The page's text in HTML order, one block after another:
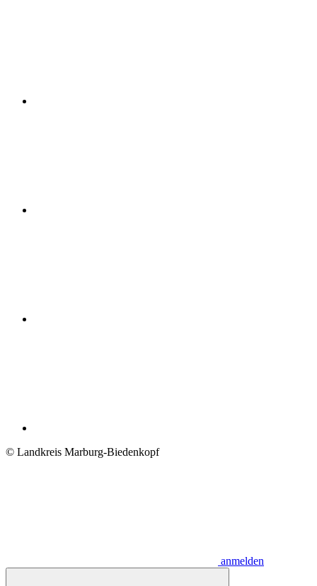
© Landkreis Marburg-Biedenkopf
anmelden